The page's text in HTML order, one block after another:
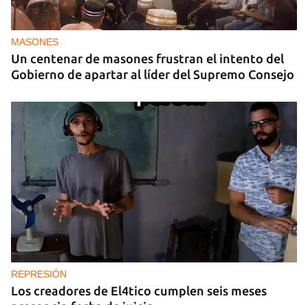
MASONES
Un centenar de masones frustran el intento del
Gobierno de apartar al líder del Supremo Consejo
REPRESIÓN
Los creadores de El4tico cumplen seis meses